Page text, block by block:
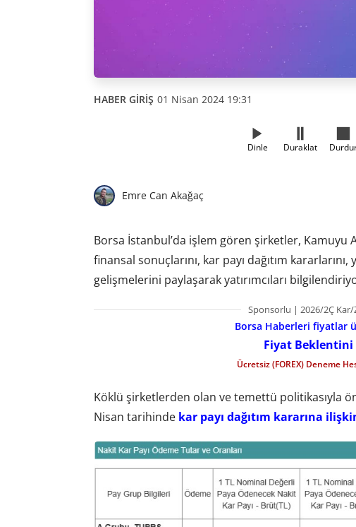
HABER GİRİŞ 01 Nisan 2024 19:31
Dinle Duraklat
Emre Can Akağaç
Borsa İstanbul’da işlem gören şirketler, Kamuyu
finansal sonuçlarını, kar payı dağıtım
gelişmelerini paylaşarak yatırımcıları
Sponsorlu | 2026/2Ç Kar/
Borsa Haberleri fiyatlar
Fiyat Beklentini
Ücretsiz (FOREX) Deneme
Köklü şirketlerden olan ve temettü politikasıyla
Nisan tarihinde kar payı dağıtım kararına